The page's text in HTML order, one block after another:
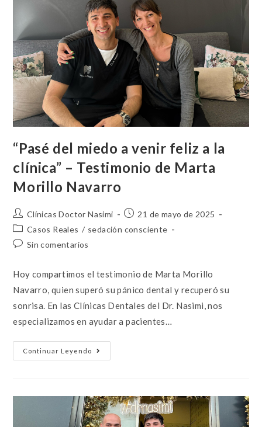
“Pasé del miedo a venir feliz a la
clínica” – Testimonio de Marta
Morillo Navarro
Clínicas Doctor Nasimi
21 de mayo de 2025
Casos Reales / sedación consciente
Sin comentarios
Hoy compartimos el testimonio de Marta Morillo
Navarro, quien superó su pánico dental y recuperó su
sonrisa. En las Clínicas Dentales del Dr. Nasimi, nos
especializamos en ayudar a pacientes…
Continuar Leyendo